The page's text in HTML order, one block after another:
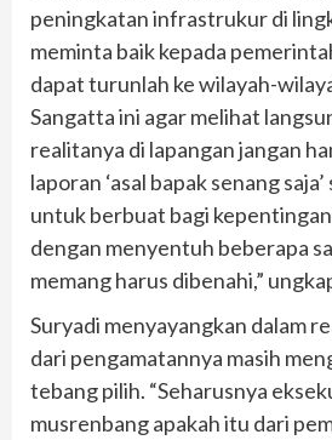
peningkatan infrastrukur di
meminta baik kepada
dapat turunlah ke wilayah-
Sangatta ini agar melihat
realitanya di lapangan jangan
laporan ‘asal bapak senang
untuk berbuat bagi
dengan menyentuh beberapa
memang harus dibenahi,”
Suryadi menyayangkan dalam
dari pengamatannya masih
tebang pilih. “Seharusnya
musrenbang apakah itu dari